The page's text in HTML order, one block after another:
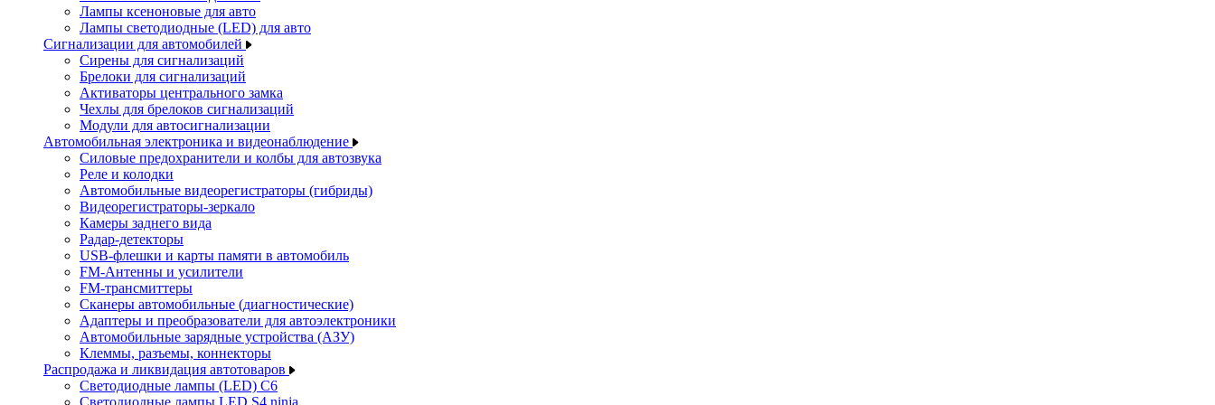
Лампы ксеноновые для авто
Лампы светодиодные (LED) для авто
Сигнализации для автомобилей
Сирены для сигнализаций
Брелоки для сигнализаций
Активаторы центрального замка
Чехлы для брелоков сигнализаций
Модули для автосигнализации
Автомобильная электроника и видеонаблюдение
Силовые предохранители и колбы для автозвука
Реле и колодки
Автомобильные видеорегистраторы (гибриды)
Видеорегистраторы-зеркало
Камеры заднего вида
Радар-детекторы
USB-флешки и карты памяти в автомобиль
FM-Антенны и усилители
FM-трансмиттеры
Сканеры автомобильные (диагностические)
Адаптеры и преобразователи для автоэлектроники
Автомобильные зарядные устройства (АЗУ)
Клеммы, разъемы, коннекторы
Распродажа и ликвидация автотоваров
Светодиодные лампы (LED) C6
Светодиодные лампы LED S4 ninja